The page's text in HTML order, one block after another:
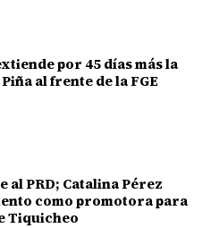
por 45 días más la
al frente de la FGE
PRD; Catalina Pérez
como promotora para
Tiquicheo